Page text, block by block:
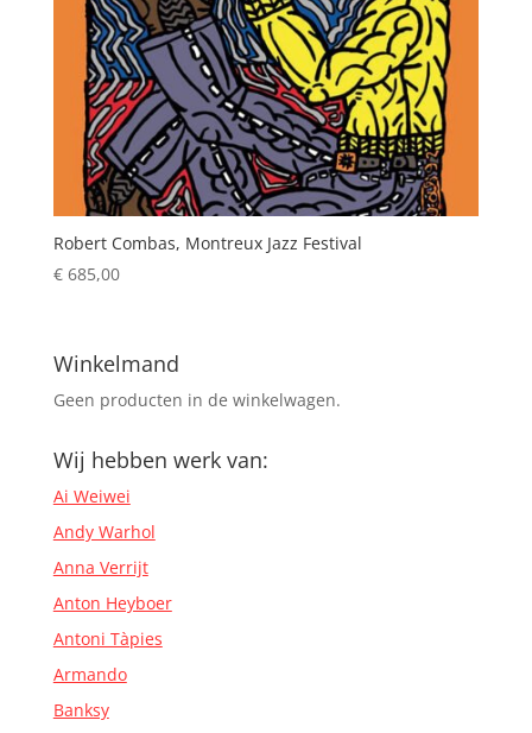
Robert Combas, Montreux Jazz Festival
€685,00
Winkelmand
Geen producten in de winkelwagen.
Wij hebben werk van:
Ai Weiwei
Andy Warhol
Anna Verrijt
Anton Heyboer
Antoni Tàpies
Armando
Banksy